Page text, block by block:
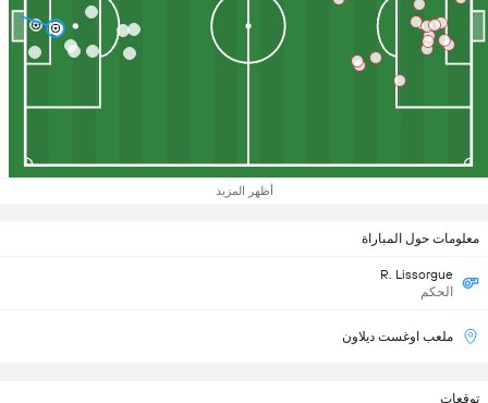
أظهر المزيد
معلومات حول المباراة
R. Lissorgue
الحكم
ملعب اوغست ديلاون
توقعات